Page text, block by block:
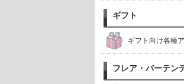
ギフト
ギフト向け各種
フレア・バーテン